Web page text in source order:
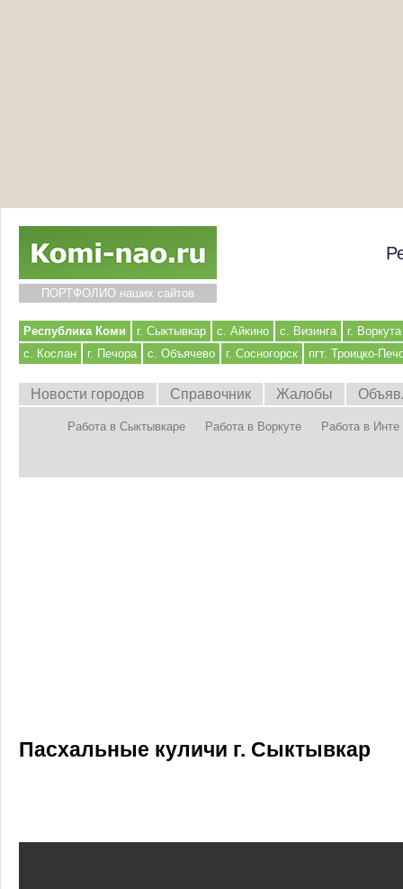
ПОРТФОЛИО наших сайтов
Республика Коми г. Сыктывкар с. Айкино с. Визинга
г. Воркута
с. Кослан
г. Печора с. Объячево г. Сосногорск пгт. Троицко-
Новости городов Справочник Жалобы
Работа в Сыктывкаре Работа в Воркуте Работа в Инте
Пасхальные куличи г. Сыктывкар